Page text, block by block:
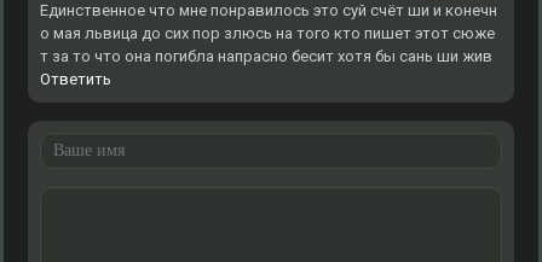
Единственное что мне понравилось это суй счёт ши и конечн
о мая львица до сих пор злюсь на того кто пишет этот сюже
т за то что она погибла напрасно бесит хотя бы сань ши жив
Ответить